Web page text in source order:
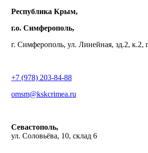
Республика Крым,
г.о. Симферополь,
г. Симферополь, ул. Линейная, зд.2, к.2,
+7 (978) 203-84-88
omsm@kskcrimea.ru
Севастополь,
ул. Соловьёва, 10, склад 6